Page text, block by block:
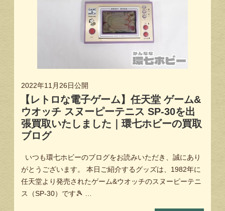
2022年11月26日公開
【レトロな電子ゲーム】任天堂 ゲーム&
ウオッチ スヌーピーテニス SP-30を出
張買取いたしました｜環七ホビーの買取
ブログ
いつも環七ホビーのブログをお読みいただき、誠にあり
がとうございます。 本日ご紹介するグッズは、1982年に
任天堂より発売されたゲーム&ウオッチのスヌーピーテニ
ス（SP-30）です🎾 …